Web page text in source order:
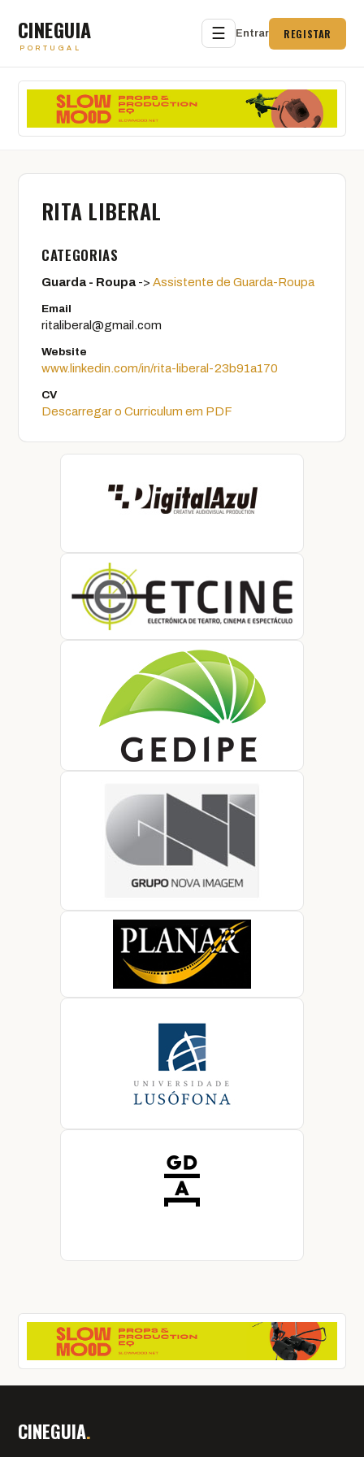
CINEGUIA
PORTUGAL
☰ Entrar REGISTAR
RITA LIBERAL
CATEGORIAS
Guarda - Roupa -> Assistente de Guarda-Roupa
Email
ritaliberal@gmail.com
Website
www.linkedin.com/in/rita-liberal-23b91a170
CV
Descarregar o Curriculum em PDF
CINEGUIA.